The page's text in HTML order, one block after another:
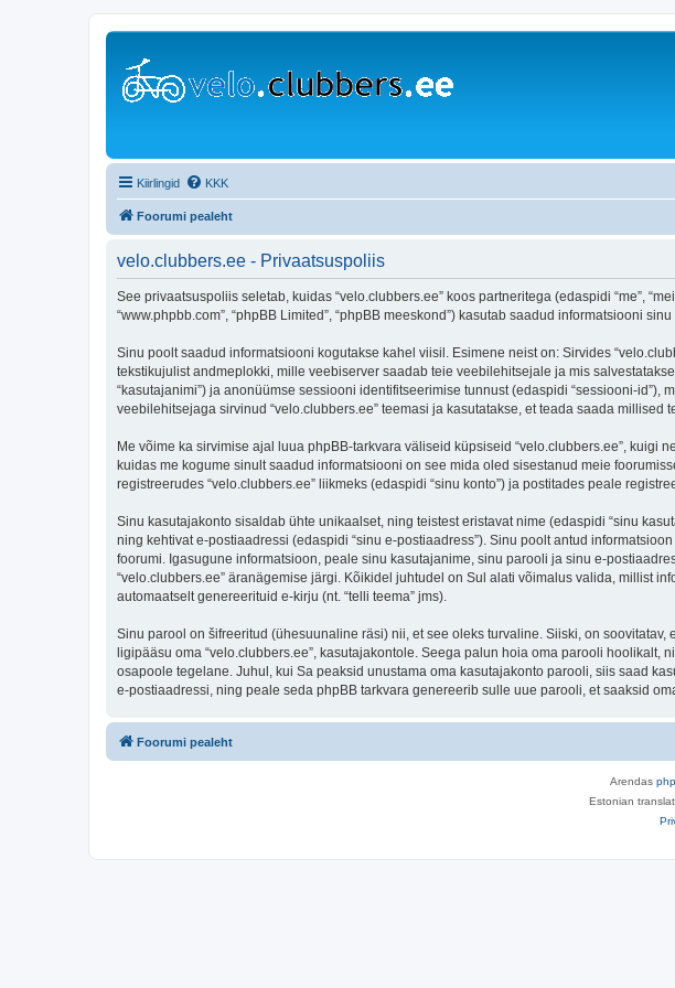
Kiirlingid KKK
Foorumi pealeht
velo.clubbers.ee - Privaatsuspoliis
See privaatsuspoliis seletab, kuidas “velo.clubbers.ee” koos partneritega (edaspidi “me”,
“www.phpbb.com”, “phpBB Limited”, “phpBB meeskond”) kasutab saadud informatsiooni
Sinu poolt saadud informatsiooni kogutakse kahel viisil. Esimene neist on: Sirvides
tekstikujulist andmeplokki, mille veebiserver saadab teie veebilehitsejale ja mis
“kasutajanimi”) ja anonüümse sessiooni identifitseerimise tunnust (edaspidi “sessiooni-
veebilehitsejaga sirvinud “velo.clubbers.ee” teemasi ja kasutatakse, et teada saada
Me võime ka sirvimise ajal luua phpBB-tarkvara väliseid küpsiseid “velo.clubbers.ee”,
kuidas me kogume sinult saadud informatsiooni on see mida oled sisestanud meie
registreerudes “velo.clubbers.ee” liikmeks (edaspidi “sinu konto”) ja postitades peale
Sinu kasutajakonto sisaldab ühte unikaalset, ning teistest eristavat nime (edaspidi “sinu
ning kehtivat e-postiaadressi (edaspidi “sinu e-postiaadress”). Sinu poolt antud
foorumi. Igasugune informatsioon, peale sinu kasutajanime, sinu parooli ja sinu e-
“velo.clubbers.ee” äranägemise järgi. Kõikidel juhtudel on Sul alati võimalus valida, millist
automaatselt genereerituid e-kirju (nt. “telli teema” jms).
Sinu parool on šifreeritud (ühesuunaline räsi) nii, et see oleks turvaline. Siiski, on
ligipääsu oma “velo.clubbers.ee”, kasutajakontole. Seega palun hoia oma parooli
osapoole tegelane. Juhul, kui Sa peaksid unustama oma kasutajakonto parooli, siis saad
e-postiaadressi, ning peale seda phpBB tarkvara genereerib sulle uue parooli, et saaksid
Foorumi pealeht
Arendas
Estonian